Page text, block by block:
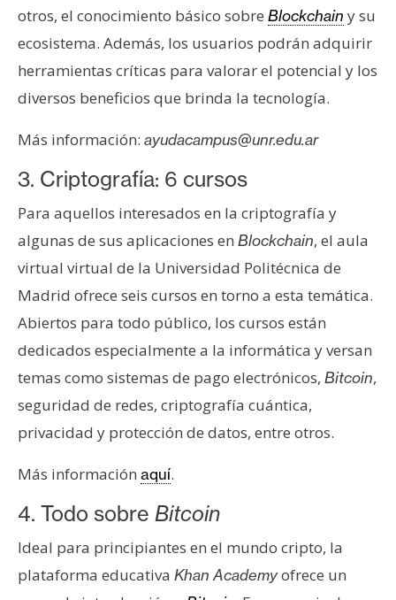
u
r
s
o
C
o
n
t
a
c
t
o
y
P
u
b
l
c
i
d
a
d
otros, el conocimiento básico sobre Blockchain y su
ecosistema. Además, los usuarios podrán adquirir
herramientas críticas para valorar el potencial y los
diversos beneficios que brinda la tecnología.
Más información: ayudacampus@unr.edu.ar
3. Criptografía: 6 cursos
Para aquellos interesados en la criptografía y
algunas de sus aplicaciones en Blockchain, el aula
virtual virtual de la Universidad Politécnica de
Madrid ofrece seis cursos en torno a esta temática.
Abiertos para todo público, los cursos están
dedicados especialmente a la informática y versan
temas como sistemas de pago electrónicos, Bitcoin,
seguridad de redes, criptografía cuántica,
privacidad y protección de datos, entre otros.
Más información aquí.
4. Todo sobre Bitcoin
Ideal para principiantes en el mundo cripto, la
plataforma educativa Khan Academyofrece un